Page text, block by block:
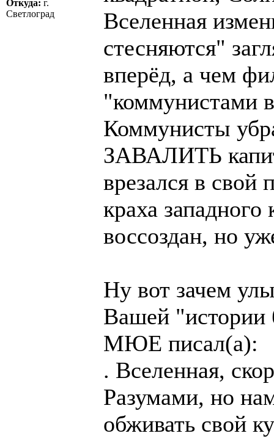
Откуда: г.
Светлоград
Вселенная
стесняются"
вперёд, а чем
Коммунисты
ЗАВАЛИТЬ
врезался в свой
краха
воссоздан, но
Ну вот зачем
Вашей "истории
МЮЕ писал(а):
. Вселенная,
Разумами, но
обживать свой